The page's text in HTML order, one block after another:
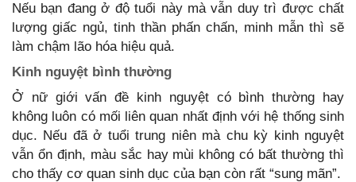
Nếu bạn đang ở độ tuổi này mà vẫn duy trì được chất
lượng giấc ngủ, tinh thần phấn chấn, minh mẫn thì sẽ
làm chậm lão hóa hiệu quả.
Kinh nguyệt bình thường
Ở nữ giới vấn đề kinh nguyệt có bình thường hay
không luôn có mối liên quan nhất định với hệ thống sinh
dục. Nếu đã ở tuổi trung niên mà chu kỳ kinh nguyệt
vẫn ổn định, màu sắc hay mùi không có bất thường thì
cho thấy cơ quan sinh dục của bạn còn rất “sung mãn”.